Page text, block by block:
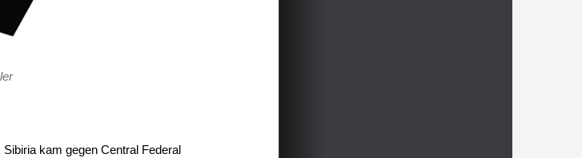
kam gegen Central Federal